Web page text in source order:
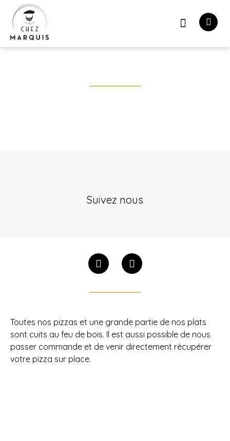
Suivez nous
Toutes nos pizzas et une grande partie de nos plats
sont cuits au feu de bois. Il est aussi possible de nous
passer commande et de venir directement récupérer
votre pizza sur place.